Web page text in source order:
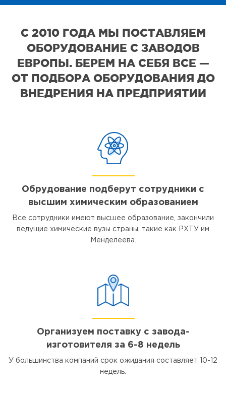
С 2010 ГОДА МЫ ПОСТАВЛЯЕМ
ОБОРУДОВАНИЕ С ЗАВОДОВ
ЕВРОПЫ. БЕРЕМ НА СЕБЯ ВСЕ —
ОТ ПОДБОРА ОБОРУДОВАНИЯ ДО
ВНЕДРЕНИЯ НА ПРЕДПРИЯТИИ
Обрудование подберут сотрудники с
высшим химическим образованием
Все сотрудники имеют высшее образование, закончили
ведущие химические вузы страны, такие как РХТУ им
Менделеева.
Организуем поставку с завода-
изготовителя за 6-8 недель
У большинства компаний срок ожидания составляет 10-12
недель.